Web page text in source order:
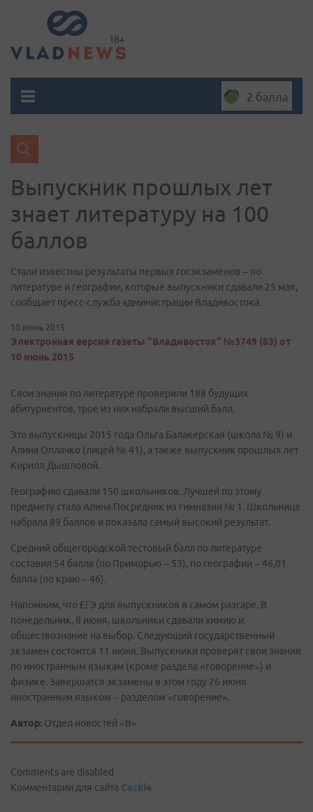
2 балла
Выпускник прошлых лет
знает литературу на 100
баллов
Стали известны результаты первых госэкзаменов – по
литературе и географии, которые выпускники сдавали 25 мая,
сообщает пресс-служба администрации Владивостока.
10 июнь 2015
Электронная версия газеты "Владивосток" №3749 (83) от
10 июнь 2015
Свои знания по литературе проверили 188 будущих
абитуриентов, трое из них набрали высший балл.
Это выпускницы 2015 года Ольга Балакерская (школа № 9) и
Алина Оплачко (лицей № 41), а также выпускник прошлых лет
Кирилл Дышловой.
Географию сдавали 150 школьников. Лучшей по этому
предмету стала Алина Посредник из гимназии № 1. Школьница
набрала 89 баллов и показала самый высокий результат.
Средний общегородской тестовый балл по литературе
составил 54 балла (по Приморью – 53), по географии – 46,01
балла (по краю – 46).
Напомним, что ЕГЭ для выпускников в самом разгаре. В
понедельник, 8 июня, школьники сдавали химию и
обществознание на выбор. Следующий государственный
экзамен состоится 11 июня. Выпускники проверят свои знания
по иностранным языкам (кроме раздела «говорение») и
физике. Завершатся экзамены в этом году 26 июня
иностранным языком – разделом «говорение».
Автор: Отдел новостей «В»
Comments are disabled
Комментарии для сайта Cackle